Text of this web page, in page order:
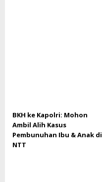
BKH ke Kapolri: Mohon
Ambil Alih Kasus
Pembunuhan Ibu & Anak di
NTT